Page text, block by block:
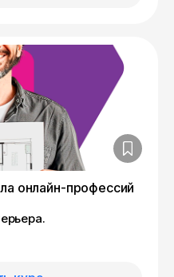
онлайн-профессий